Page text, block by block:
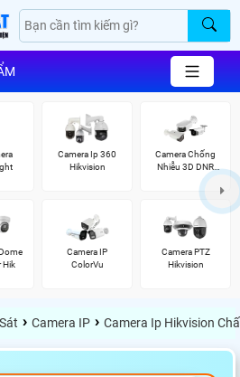
Camera Ip 360
Hikvision
Camera Chống
Nhiễu 3D DNR
Hikvison
Hik
Camera IP
ColorVu
Camera PTZ
Hikvision
› Camera IP › Camera Ip Hikvision